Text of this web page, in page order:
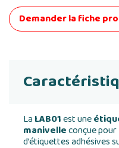
Demander la fiche
La LAB01est une
manivelleconçue
d’étiquettes adhésives